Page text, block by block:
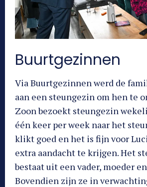
Buurtgezinnen
Via Buurtgezinnen werd de
aan een steungezin om hen te
Zoon bezoekt steungezin
één keer per week naar het
klikt goed en het is fijn voor
extra aandacht te krijgen. Het
bestaat uit een vader, moeder en
Bovendien zijn ze in